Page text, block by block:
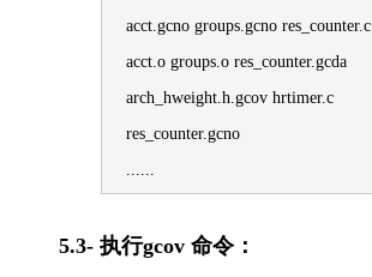
acct.gcno groups.gcno res_counter.c
acct.o groups.o res_counter.gcda
arch_hweight.h.gcov hrtimer.c
res_counter.gcno
......
5.3- 执行gcov 命令：